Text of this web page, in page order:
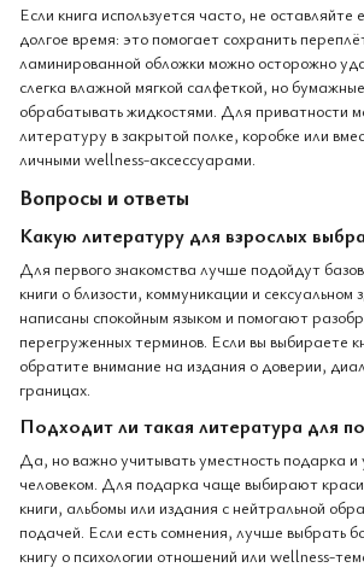
Если книга используется часто, не оставляйте
долгое время: это помогает сохранить
ламинированной обложки можно осторожно
слегка влажной мягкой салфеткой, но
обрабатывать жидкостями. Для приватности
литературу в закрытой полке, коробке или
личными wellness-аксессуарами.
Вопросы и ответы
Какую литературу для взрослых
Для первого знакомства лучше подойдут
книги о близости, коммуникации и
написаны спокойным языком и помогают
перегруженных терминов. Если вы выбираете
обратите внимание на издания о доверии,
границах.
Подходит ли такая литература для
Да, но важно учитывать уместность подарка и
человеком. Для подарка чаще выбирают
книги, альбомы или издания с нейтральной
подачей. Если есть сомнения, лучше выбрать
книгу о психологии отношений или wellness-